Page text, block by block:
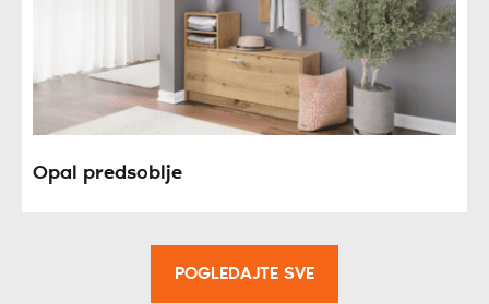
Opal predsoblje
POGLEDAJTE SVE